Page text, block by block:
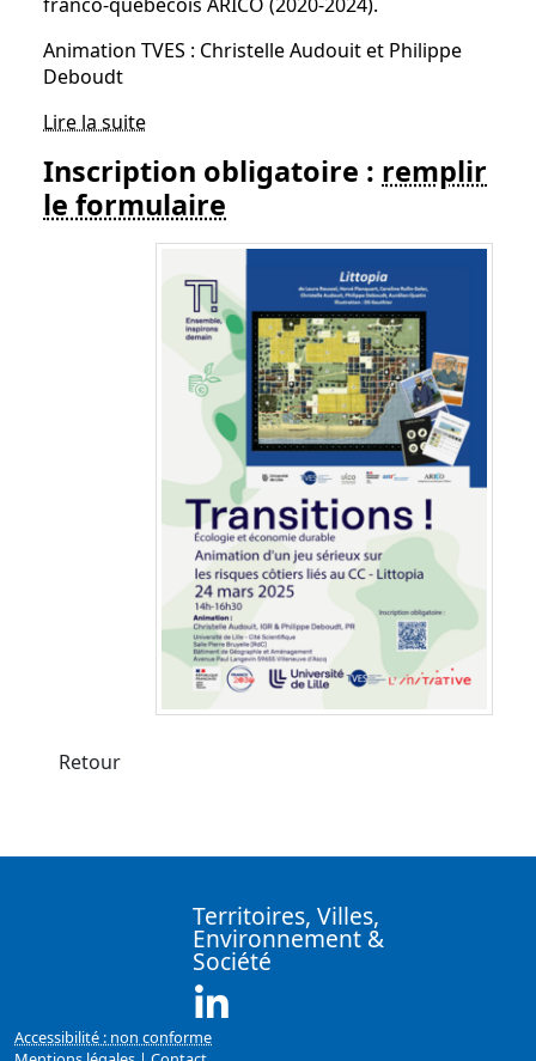
Animation TVES : Christelle Audouit et Philippe
Deboudt
Lire la suite
Inscription obligatoire : remplir
le formulaire
Retour
Territoires, Villes,
Environnement &
Société
Accessibilité : non conforme